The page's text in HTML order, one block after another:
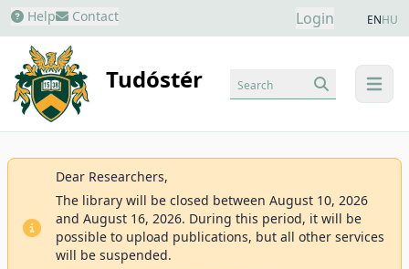
Help Contact Login ENHU
Tudóstér menu
Search
Dear Researchers,
The library will be closed between August 10, 2026
and August 16, 2026. During this period, it will be
possible to upload publications, but all other services
will be suspended.